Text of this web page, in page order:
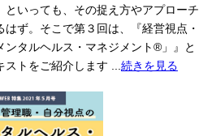
いっても、その捉え方やアプローチ
ず。そこで第３回は、『経営視点・
タルヘルス・マネジメント®」』と
トをご紹介します ... 続きを見る